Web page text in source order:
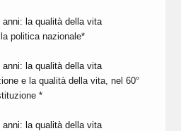
la qualità della vita
politica nazionale*
la qualità della vita
e la qualità della vita, nel 60°
*
la qualità della vita